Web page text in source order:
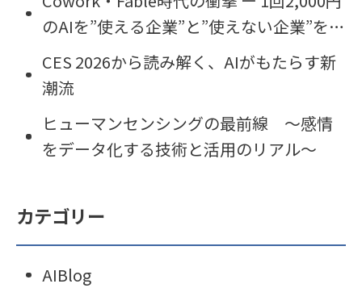
のAIを”使える企業”と”使えない企業”を分
けるもの
CES 2026から読み解く、AIがもたらす新
潮流
ヒューマンセンシングの最前線 〜感情
をデータ化する技術と活用のリアル〜
カテゴリー
AIBlog